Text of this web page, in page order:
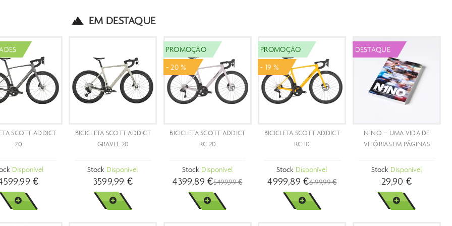
EM DESTAQUE
SCOTT ADDICT
RC 30
Disponível
€4599,99 €
MAIS
BICICLETA SCOTT ADDICT
40
Stock Disponível
2999,99 €
VER MAIS
NOVIDADES
BICICLETA SCOTT ADDICT
RC 20
Stock Disponível
5499,99 €
VER MAIS
PROMOÇÃO
- 29 %
BICICLETA SCOTT
SPEEDSTER GRAVEL 40
Stock Disponível
999,89 €1399,99 €
VER MAIS
NOVIDADES
CAPACETE SCOTT
CENTRIC PLUS
Stock Disponível
199,99 €
VER MAIS